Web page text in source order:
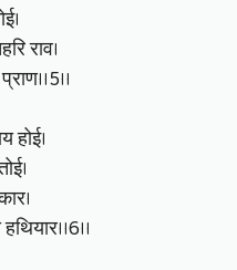
राव।
होई।